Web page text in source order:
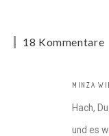
18 Kommentare
MINZA
Hach,
und es